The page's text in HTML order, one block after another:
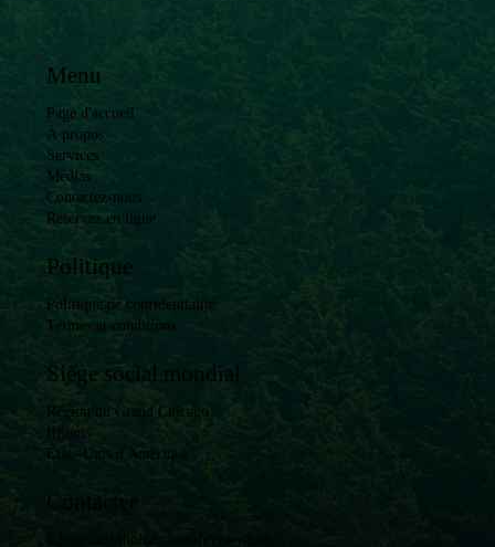
Menu
Page d'accueil
À propos
Services
Médias
Contactez-nous
Réservez en ligne
Politique
Politique de confidentialité
Termes et conditions
Siège social mondial
Région du Grand Chicago
Illinois
États-Unis d'Amérique
Contacter
info@worldholistichealthcenter.com